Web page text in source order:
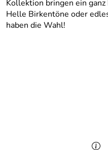
Kollektion bringen ein
Helle Birkentöne oder
haben die Wahl!